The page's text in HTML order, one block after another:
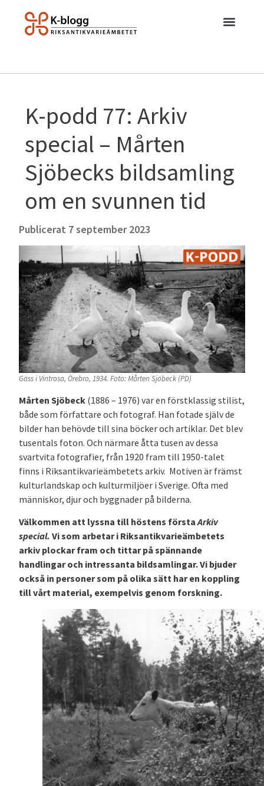
K-podd 77: Arkiv
special – Mårten
Sjöbecks bildsamling
om en svunnen tid
Publicerat 7 september 2023
Gäss i Vintrosa, Örebro, 1934. Foto: Mårten Sjöbeck (PD)
Mårten Sjöbeck (1886 – 1976) var en förstklassig stilist,
både som författare och fotograf. Han fotade själv de
bilder han behövde till sina böcker och artiklar. Det blev
tusentals foton. Och närmare åtta tusen av dessa
svartvita fotografier, från 1920 fram till 1950-talet
finns i Riksantikvarieämbetets arkiv. Motiven är främst
kulturlandskap och kulturmiljöer i Sverige. Ofta med
människor, djur och byggnader på bilderna.
Välkommen att lyssna till höstens förstaArkiv
special. Vi som arbetar i Riksantikvarieämbetets
arkiv plockar fram och tittar på spännande
handlingar och intressanta bildsamlingar. Vi bjuder
också in personer som på olika sätt har en koppling
till vårt material, exempelvis genom forskning.